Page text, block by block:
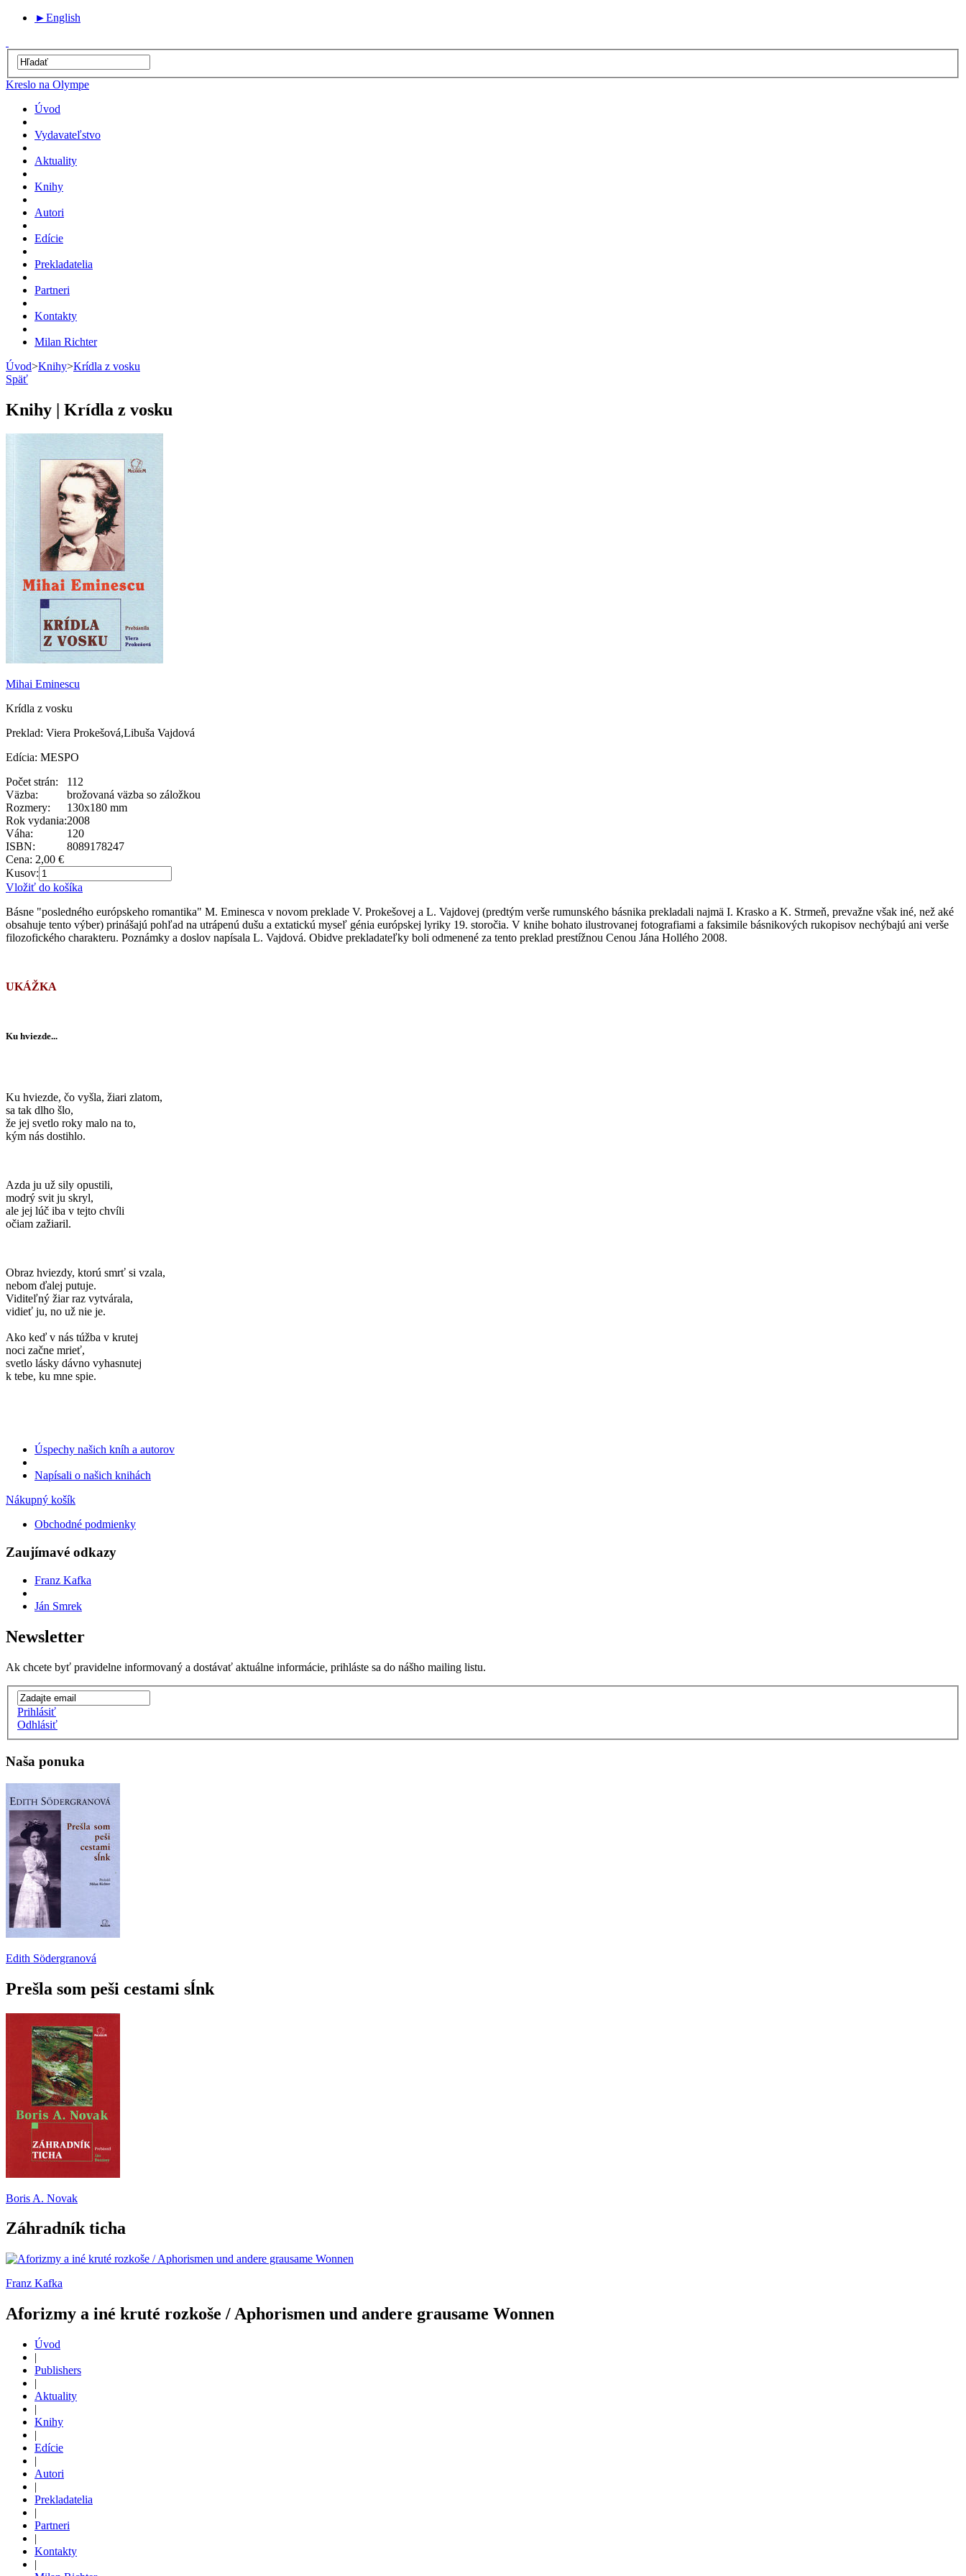
►English
Kreslo na Olympe
Úvod
Vydavateľstvo
Aktuality
Knihy
Autori
Edície
Prekladatelia
Partneri
Kontakty
Milan Richter
Úvod>Knihy>Krídla z vosku
Späť
Knihy | Krídla z vosku
Mihai Eminescu
Krídla z vosku
Preklad: Viera Prokešová,Libuša Vajdová
Edícia: MESPO
Počet strán:
112
Väzba:
brožovaná väzba so záložkou
Rozmery:
130x180 mm
Rok vydania:2008
Váha:
120
ISBN:
8089178247
Cena: 2,00 €
Kusov:
Vložiť do košíka
Básne "posledného európskeho romantika" M. Eminesca v novom preklade V. Prokešovej a L. Vajdovej (predtým verše rumunského básnika prekladali najmä I. Krasko a K. Strmeň, prevažne však iné, než aké
obsahuje tento výber) prinášajú pohľad na utrápenú dušu a extatickú myseľ génia európskej lyriky 19. storočia. V knihe bohato ilustrovanej fotografiami a faksimile básnikových rukopisov nechýbajú ani verše
filozofického charakteru. Poznámky a doslov napísala L. Vajdová. Obidve prekladateľky boli odmenené za tento preklad prestížnou Cenou Jána Hollého 2008.
UKÁŽKA
Ku hviezde...
Ku hviezde, čo vyšla, žiari zlatom,
sa tak dlho šlo,
že jej svetlo roky malo na to,
kým nás dostihlo.
Azda ju už sily opustili,
modrý svit ju skryl,
ale jej lúč iba v tejto chvíli
očiam zažiaril.
Obraz hviezdy, ktorú smrť si vzala,
nebom ďalej putuje.
Viditeľný žiar raz vytvárala,
vidieť ju, no už nie je.
Ako keď v nás túžba v krutej
noci začne mrieť,
svetlo lásky dávno vyhasnutej
k tebe, ku mne spie.
Úspechy našich kníh a autorov
Napísali o našich knihách
Nákupný košík
Obchodné podmienky
Zaujímavé odkazy
Franz Kafka
Ján Smrek
Newsletter
Ak chcete byť pravidelne informovaný a dostávať aktuálne informácie, prihláste sa do nášho mailing listu.
Prihlásiť
Odhlásiť
Naša ponuka
Edith Södergranová
Prešla som peši cestami sĺnk
Boris A. Novak
Záhradník ticha
Franz Kafka
Aforizmy a iné kruté rozkoše / Aphorismen und andere grausame Wonnen
Úvod
|
Publishers
|
Aktuality
|
Knihy
|
Edície
|
Autori
|
Prekladatelia
|
Partneri
|
Kontakty
|